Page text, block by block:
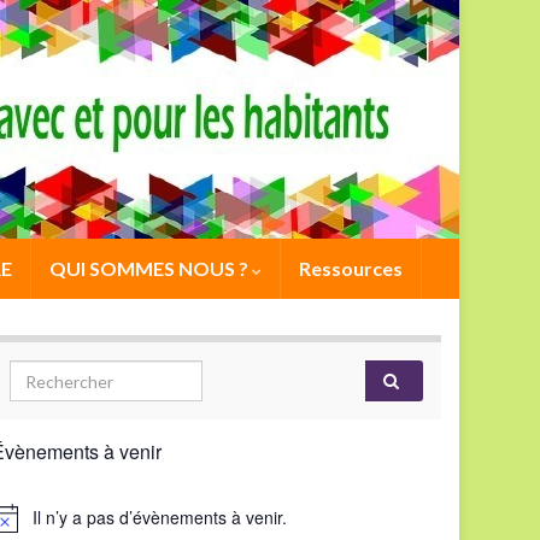
QUI SOMMES NOUS ? Ressources
à venir
Il n’y a pas d’évènements à venir.